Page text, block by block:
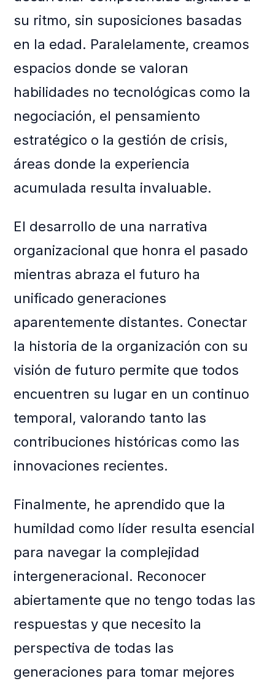
su ritmo, sin suposiciones basadas
en la edad. Paralelamente, creamos
espacios donde se valoran
habilidades no tecnológicas como la
negociación, el pensamiento
estratégico o la gestión de crisis,
áreas donde la experiencia
acumulada resulta invaluable.
El desarrollo de una narrativa
organizacional que honra el pasado
mientras abraza el futuro ha
unificado generaciones
aparentemente distantes. Conectar
la historia de la organización con su
visión de futuro permite que todos
encuentren su lugar en un continuo
temporal, valorando tanto las
contribuciones históricas como las
innovaciones recientes.
Finalmente, he aprendido que la
humildad como líder resulta esencial
para navegar la complejidad
intergeneracional. Reconocer
abiertamente que no tengo todas las
respuestas y que necesito la
perspectiva de todas las
generaciones para tomar mejores